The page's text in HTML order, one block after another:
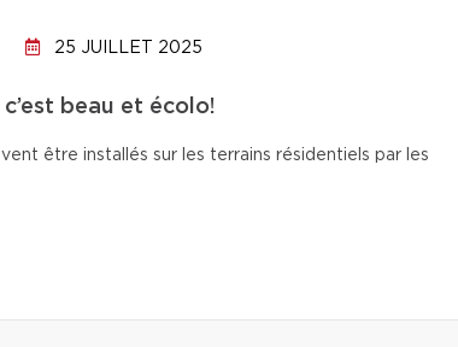
25 JUILLET 2025
beau et écolo!
être installés sur les terrains résidentiels par les